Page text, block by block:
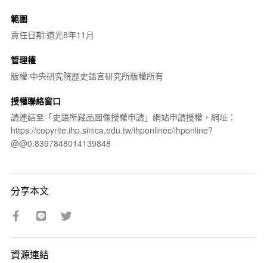
範圍
責任日期:道光8年11月
管理權
版權:中央研究院歷史語言研究所版權所有
授權聯絡窗口
請連結至「史語所藏品圖像授權申請」網站申請授權，網址：
https://copyrite.ihp.sinica.edu.tw/ihponlinec/ihponline?
@@0.8397848014139848
分享本文
資源連結